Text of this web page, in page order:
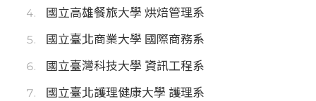
國立高雄餐旅大學 烘焙管理系
國立臺北商業大學 國際商務系
國立臺灣科技大學 資訊工程系
國立臺北護理健康大學 護理系